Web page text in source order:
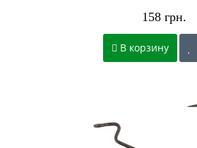
158 грн.
В корзину